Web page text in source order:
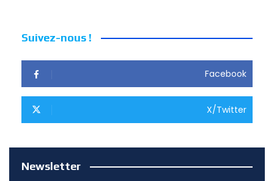
Suivez-nous !
Facebook
X/Twitter
Newsletter